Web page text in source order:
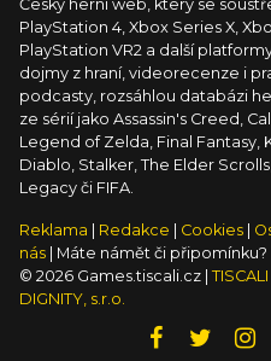
Český herní web, který se
PlayStation 4, Xbox Series X,
PlayStation VR2 a další
dojmy z hraní, videorecenze i
podcasty, rozsáhlou databázi
ze sérií jako Assassin's Creed,
Legend of Zelda, Final
Diablo, Stalker, The Elder
Legacy či FIFA.
Reklama Redakce Cookies
nás
| Máte námět či připomínku?
© 2026 Games.tiscali.cz |
DIGNITY, s.r.o.